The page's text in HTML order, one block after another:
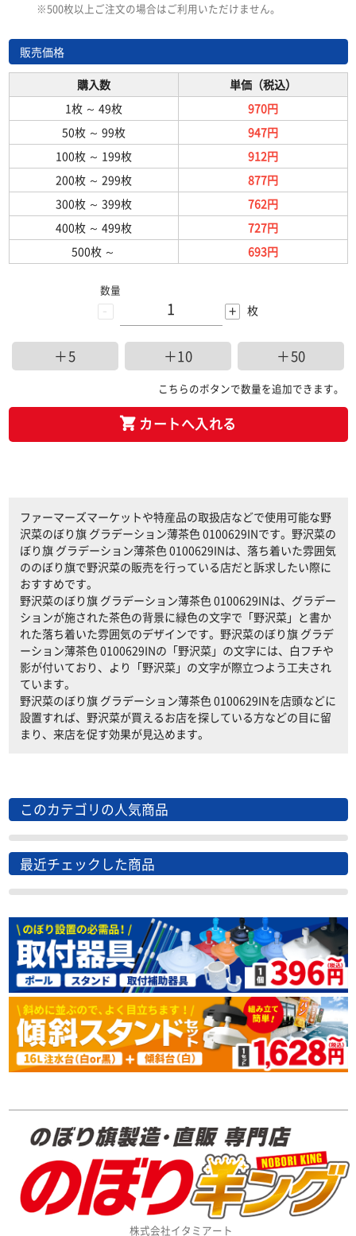
※500枚以上ご注文の場合はご利用いただけません。
販売価格
購入数
単価（税込）
1枚 ～ 49枚
970円
50枚 ～ 99枚
947円
100枚 ～ 199枚
912円
200枚 ～ 299枚
877円
300枚 ～ 399枚
762円
400枚 ～ 499枚
727円
500枚 ～ 693円
-
数量
+ 枚
＋5 ＋10 ＋50
こちらのボタンで数量を追加できます。
カートへ入れる
ファーマーズマーケットや特産品の取扱店などで使用可能な野
沢菜のぼり旗 グラデーション薄茶色 0100629INです。野沢菜の
ぼり旗 グラデーション薄茶色 0100629INは、落ち着いた雰囲気
ののぼり旗で野沢菜の販売を行っている店だと訴求したい際に
おすすめです。
野沢菜のぼり旗 グラデーション薄茶色 0100629INは、グラデー
ションが施された茶色の背景に緑色の文字で「野沢菜」と書か
れた落ち着いた雰囲気のデザインです。野沢菜のぼり旗 グラデ
ーション薄茶色 0100629INの「野沢菜」の文字には、白フチや
影が付いており、より「野沢菜」の文字が際立つよう工夫され
ています。
野沢菜のぼり旗 グラデーション薄茶色 0100629INを店頭などに
設置すれば、野沢菜が買えるお店を探している方などの目に留
まり、来店を促す効果が見込めます。
このカテゴリの人気商品
最近チェックした商品
株式会社イタミアート